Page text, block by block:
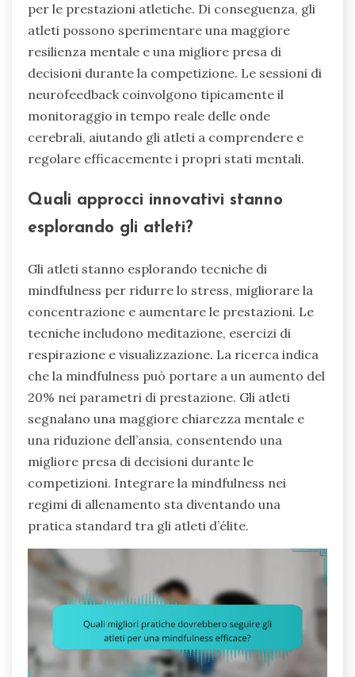
per le prestazioni atletiche. Di conseguenza, gli
atleti possono sperimentare una maggiore
resilienza mentale e una migliore presa di
decisioni durante la competizione. Le sessioni di
neurofeedback coinvolgono tipicamente il
monitoraggio in tempo reale delle onde
cerebrali, aiutando gli atleti a comprendere e
regolare efficacemente i propri stati mentali.
Quali approcci innovativi stanno
esplorando gli atleti?
Gli atleti stanno esplorando tecniche di
mindfulness per ridurre lo stress, migliorare la
concentrazione e aumentare le prestazioni. Le
tecniche includono meditazione, esercizi di
respirazione e visualizzazione. La ricerca indica
che la mindfulness può portare a un aumento del
20% nei parametri di prestazione. Gli atleti
segnalano una maggiore chiarezza mentale e
una riduzione dell’ansia, consentendo una
migliore presa di decisioni durante le
competizioni. Integrare la mindfulness nei
regimi di allenamento sta diventando una
pratica standard tra gli atleti d’élite.